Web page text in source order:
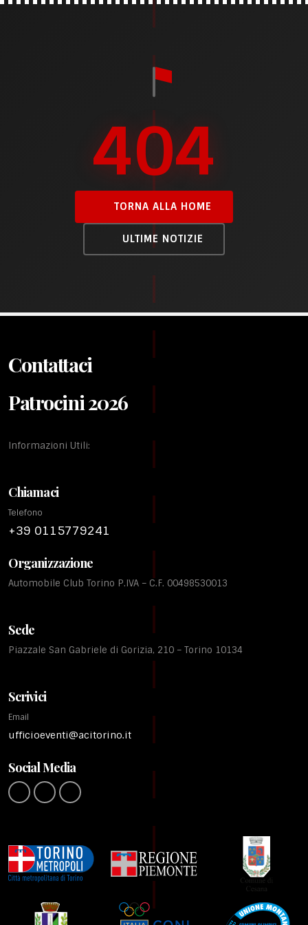
404
TORNA ALLA HOME
ULTIME NOTIZIE
Contattaci
Patrocini 2026
Informazioni Utili:
Chiamaci
Telefono
+39 0115779241
Organizzazione
Automobile Club Torino P.IVA – C.F. 00498530013
Sede
Piazzale San Gabriele di Gorizia, 210 – Torino 10134
Scrivici
Email
ufficioeventi@acitorino.it
Social Media